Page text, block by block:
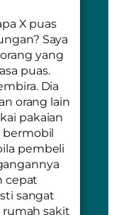
X puas
Saya
yang
puas.
Dia
orang lain
pakaian
bermobil
pembeli
cepat
sangat
rumah sakit